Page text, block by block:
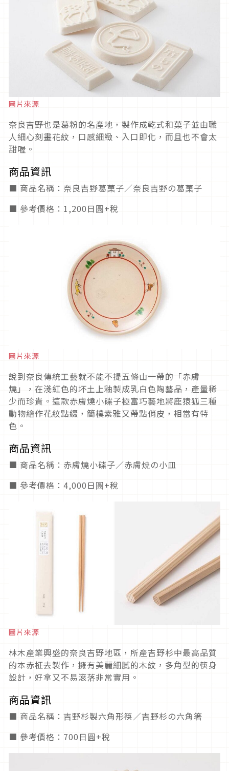
圖片來源
奈良吉野也是葛粉的名產地，製作成乾式和菓子並由職
人細心刻畫花紋，口感細緻、入口即化，而且也不會太
甜喔。
商品資訊
■ 商品名稱：奈良吉野葛菓子／奈良吉野の葛菓子
■ 參考價格：1,200日圓+稅
圖片來源
說到奈良傳統工藝就不能不提五條山一帶的「赤膚
燒」，在淺紅色的坏土上釉製成乳白色陶藝品，產量稀
少而珍貴。這款赤膚燒小碟子極富巧藝地將鹿猿狐三種
動物繪作花紋點綴，簡樸素雅又帶點俏皮，相當有特
色。
商品資訊
■ 商品名稱：赤膚燒小碟子／赤膚焼の小皿
■ 參考價格：4,000日圓+稅
圖片來源
林木產業興盛的奈良吉野地區，所產吉野杉中最高品質
的本赤柾去製作，擁有美麗細膩的木紋，多角型的筷身
設計，好拿又不易滾落非常實用。
商品資訊
■ 商品名稱：吉野杉製六角形筷／吉野杉の六角箸
■ 參考價格：700日圓+稅